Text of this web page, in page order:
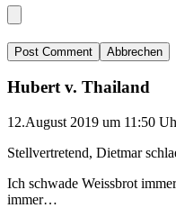
Abbrechen
Hubert v. Thailand
12.August 2019 um 11:50
Stellvertretend, Dietmar
Ich schwade Weissbrot
immer…